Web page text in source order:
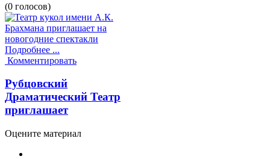
(0 голосов)
Подробнее ...
Комментировать
Рубцовский
Драматический Театр
приглашает
Оцените материал